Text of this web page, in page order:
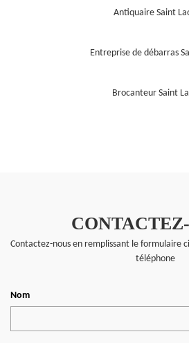
Antiquaire Saint
Entreprise de débarras
Brocanteur Saint
Contactez-nous en remplissant le formulaire
téléphone
Nom